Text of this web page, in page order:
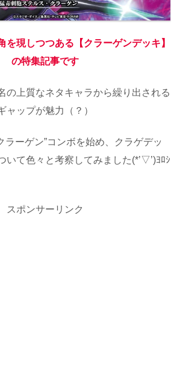
を現しつつある【クラーゲンデッキ】
の特集記事です
の上質なネタキャラから繰り出される
ャップが魅力（？）
ラーゲン”コンボを始め、クラゲデッ
いて色々と考察してみました(*’▽’)ﾖﾛｼ
スポンサーリンク